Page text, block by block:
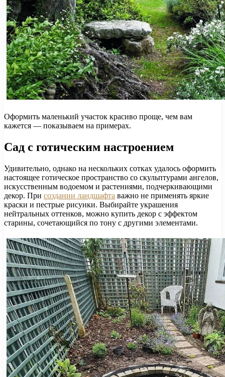
Оформить маленький участок красиво проще, чем вам
кажется — показываем на примерах.
Сад с готическим настроением
Удивительно, однако на нескольких сотках удалось оформить
настоящее готическое пространство со скульптурами ангелов,
искусственным водоемом и растениями, подчеркивающими
декор. При создании ландшафта важно не применять яркие
краски и пестрые рисунки. Выбирайте украшения
нейтральных оттенков, можно купить декор с эффектом
старины, сочетающийся по тону с другими элементами.